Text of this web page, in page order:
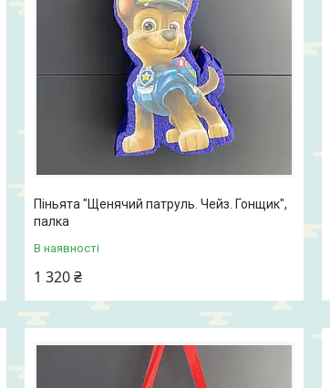
Піньята "Щенячий патруль. Чейз. Гонщик",
палка
В наявності
1 320 ₴